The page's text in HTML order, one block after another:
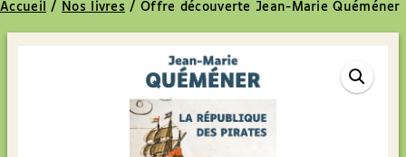
Accueil / Nos livres / Offre découverte Jean-Marie Quéméner